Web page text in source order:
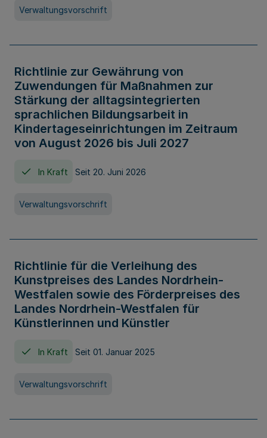
Verwaltungsvorschrift
Richtlinie zur Gewährung von
Zuwendungen für Maßnahmen zur
Stärkung der alltagsintegrierten
sprachlichen Bildungsarbeit in
Kindertageseinrichtungen im Zeitraum
von August 2026 bis Juli 2027
In Kraft Seit 20. Juni 2026
Verwaltungsvorschrift
Richtlinie für die Verleihung des
Kunstpreises des Landes Nordrhein-
Westfalen sowie des Förderpreises des
Landes Nordrhein-Westfalen für
Künstlerinnen und Künstler
In Kraft Seit 01. Januar 2025
Verwaltungsvorschrift